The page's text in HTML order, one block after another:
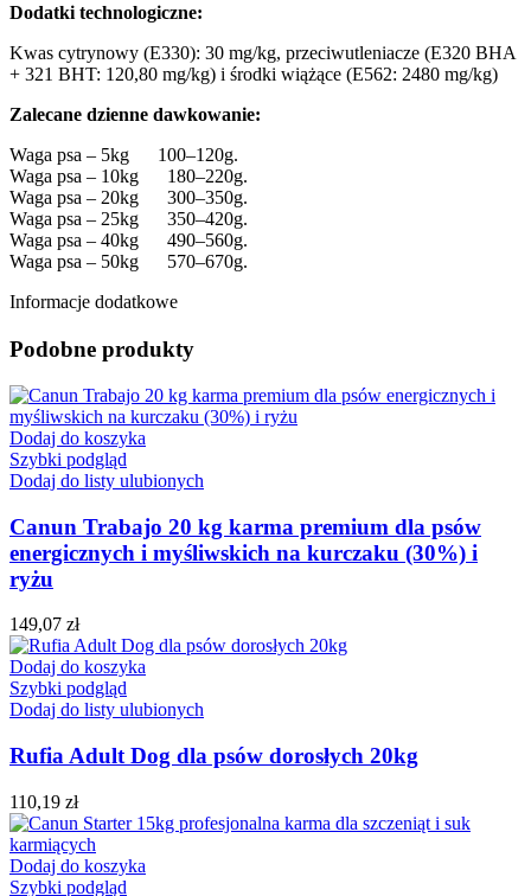
Dodatki technologiczne:
Kwas cytrynowy (E330): 30 mg/kg, przeciwutleniacze (E320 BHA
+ 321 BHT: 120,80 mg/kg) i środki wiążące (E562: 2480 mg/kg)
Zalecane dzienne dawkowanie:
Waga psa – 5kg 100–120g.
Waga psa – 10kg 180–220g.
Waga psa – 20kg 300–350g.
Waga psa – 25kg 350–420g.
Waga psa – 40kg 490–560g.
Waga psa – 50kg 570–670g.
Informacje dodatkowe
Podobne produkty
Dodaj do koszyka
Szybki podgląd
Dodaj do listy ulubionych
Canun Trabajo 20 kg karma premium dla psów
energicznych i myśliwskich na kurczaku (30%) i
ryżu
149,07 zł
Dodaj do koszyka
Szybki podgląd
Dodaj do listy ulubionych
Rufia Adult Dog dla psów dorosłych 20kg
110,19 zł
Dodaj do koszyka
Szybki podgląd